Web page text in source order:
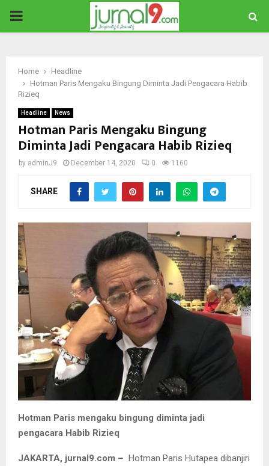
PRIMARY
Home
Headline
Hotman Paris Mengaku Bingung Diminta Jadi Pengacara Habib
Rizieq
Headline News
Hotman Paris Mengaku Bingung
Diminta Jadi Pengacara Habib Rizieq
by adminJ9 December 14, 2020 0 1160
SHARE
Hotman Paris mengaku bingung diminta jadi
pengacara Habib Rizieq
JAKARTA, jurnal9.com – Hotman Paris Hutapea dibanjiri